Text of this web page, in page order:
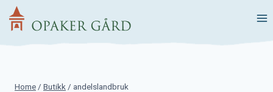
Skip
Home / Butikk / andelslandbruk